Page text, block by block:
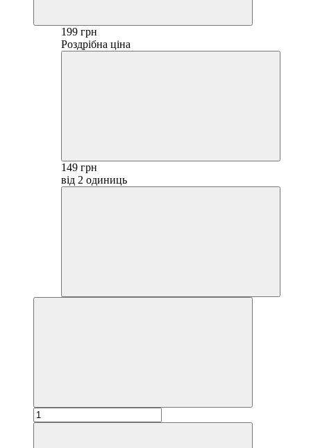
199 грн
Роздрібна ціна
149 грн
від 2 одиниць